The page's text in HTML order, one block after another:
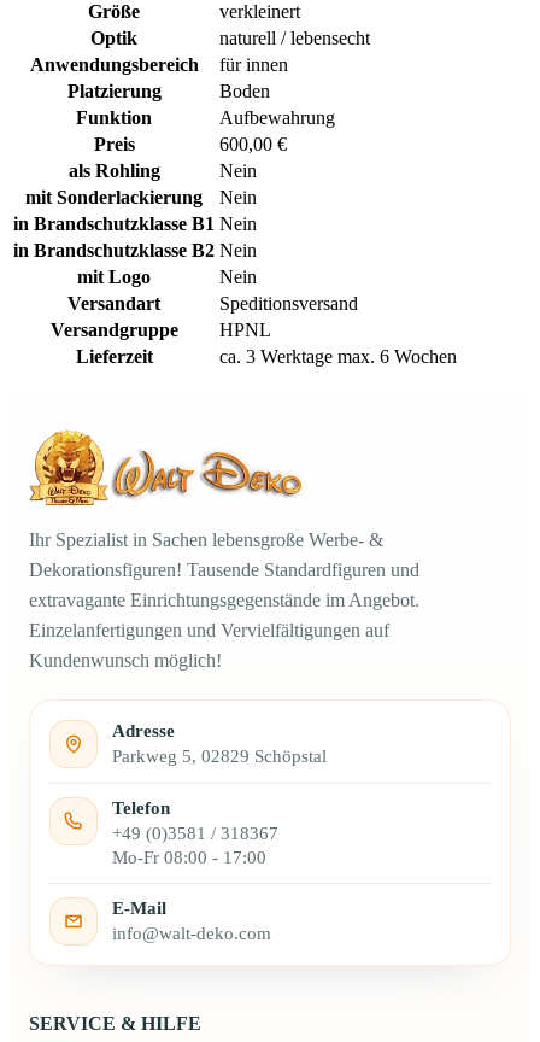
Größe
verkleinert
Optik
naturell / lebensecht
Anwendungsbereich
für innen
Platzierung
Boden
Funktion
Aufbewahrung
Preis
600,00 €
als Rohling
Nein
mit Sonderlackierung
Nein
in Brandschutzklasse B1 Nein
in Brandschutzklasse B2 Nein
mit Logo
Nein
Versandart
Speditionsversand
Versandgruppe
HPNL
Lieferzeit
ca. 3 Werktage max. 6 Wochen
Ihr Spezialist in Sachen lebensgroße Werbe- &
Dekorationsfiguren! Tausende Standardfiguren und
extravagante Einrichtungsgegenstände im Angebot.
Einzelanfertigungen und Vervielfältigungen auf
Kundenwunsch möglich!
Adresse
Parkweg 5, 02829 Schöpstal
Telefon
+49 (0)3581 / 318367
Mo-Fr 08:00 - 17:00
E-Mail
info@walt-deko.com
SERVICE & HILFE